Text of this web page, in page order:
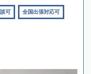
可 全国出張対応可